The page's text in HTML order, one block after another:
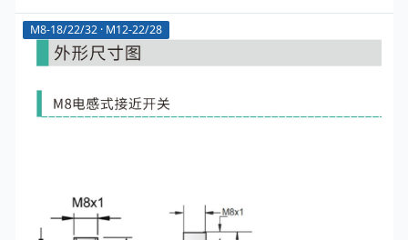
M8-18/22/32 · M12-22/28